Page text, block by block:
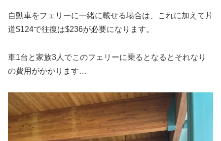
自動車をフェリーに一緒に載せる場合は、これに加えて片
道$124で往復は$236が必要になります。
車1台と家族3人でこのフェリーに乗るとなるとそれなり
の費用がかかります…